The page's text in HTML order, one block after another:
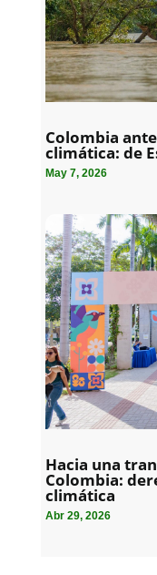
Colombia
climática: de
May 7, 2026
Hacia una
Colombia:
climática
Abr 29, 2026